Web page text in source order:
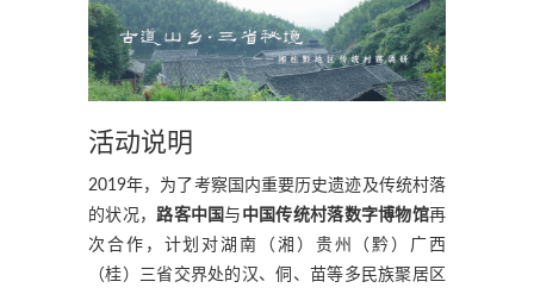
活动说明
2019年，为了考察国内重要历史遗迹及传统村落
的状况，路客中国与 中国传统村落数字博物馆再
次合作，计划对湖南（湘）贵州（黔）广西
（桂）三省交界处的汉、侗、苗等多民族聚居区